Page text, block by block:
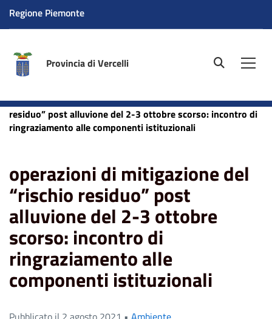
Regione Piemonte
Provincia di Vercelli site.searc
Home News
operazioni di mitigazione del “rischio
residuo” post alluvione del 2-3 ottobre scorso: incontro di
ringraziamento alle componenti istituzionali
operazioni di mitigazione del
“rischio residuo” post
alluvione del 2-3 ottobre
scorso: incontro di
ringraziamento alle
componenti istituzionali